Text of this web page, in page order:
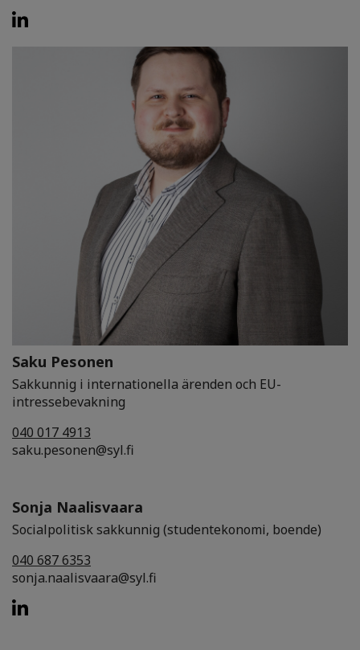
Saku Pesonen
Sakkunnig i internationella ärenden och EU-
intressebevakning
040 017 4913
saku.pesonen@syl.fi
Sonja Naalisvaara
Socialpolitisk sakkunnig (studentekonomi, boende)
040 687 6353
sonja.naalisvaara@syl.fi